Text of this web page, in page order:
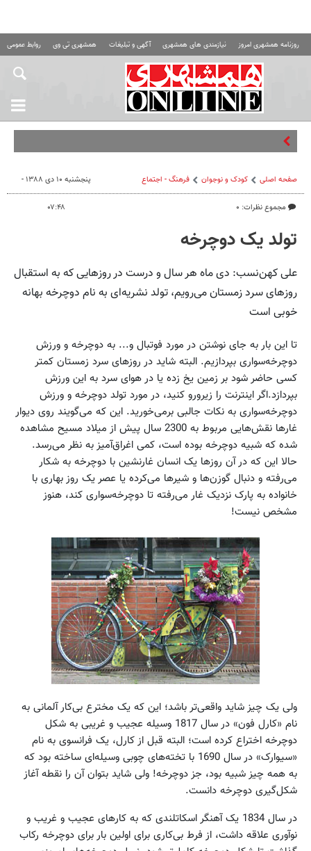
روزنامه همشهری امروز نیازمندی های همشهری آگهی و تبلیغات همشهری تی وی روابط عمومی
صفحه اصلی کودک و نوجوان فرهنگ - اجتماع
مجموع نظرات: ۰
پنجشنبه ۱۰ دی ۱۳۸۸ -
۰۷:۴۸
تولد یک دوچرخه
علی کهن‌نسب: دی ماه هر سال و درست در روزهایی که به استقبال
روزهای سرد زمستان می‌رویم، تولد نشریه‌ای به نام دوچرخه بهانه
خوبی است
تا این بار به جای نوشتن در مورد فوتبال و... به دوچرخه و ورزش
دوچرخه‌سواری بپردازیم. البته شاید در روزهای سرد زمستان کمتر
کسی حاضر شود بر زمین یخ زده یا در هوای سرد به این ورزش
بپردازد.اگر اینترنت را زیرورو کنید، در مورد تولد دوچرخه و ورزش
دوچرخه‌سواری به نکات جالبی برمی‌خورید. این که می‌گویند روی دیوار
غارها نقش‌هایی مربوط به 2300 سال پیش از میلاد مسیح مشاهده
شده که شبیه دوچرخه بوده است، کمی اغراق‌آمیز به نظر می‌رسد.
حالا این که در آن روزها یک انسان غارنشین با دوچرخه به شکار
می‌رفته و دنبال گوزن‌ها و شیرها می‌کرده یا عصر یک روز بهاری با
خانواده به پارک نزدیک غار می‌رفته تا دوچرخه‌سواری کند، هنوز
مشخص نیست!
ولی یک چیز شاید واقعی‌تر باشد؛ این که یک مخترع بی‌کار آلمانی به
نام «کارل فون» در سال 1817 وسیله عجیب و غریبی به شکل
دوچرخه اختراع کرده است؛ البته قبل از کارل، یک فرانسوی به نام
«سیوارک» در سال 1690 با تخته‌های چوبی وسیله‌ای ساخته بود که
به همه چیز شبیه بود، جز دوچرخه! ولی شاید بتوان آن را نقطه آغاز
شکل‌گیری دوچرخه دانست.
در سال 1834 یک آهنگر اسکاتلندی که به کارهای عجیب و غریب و
نوآوری علاقه داشت، از فرط بی‌کاری برای اولین بار برای دوچرخه رکاب